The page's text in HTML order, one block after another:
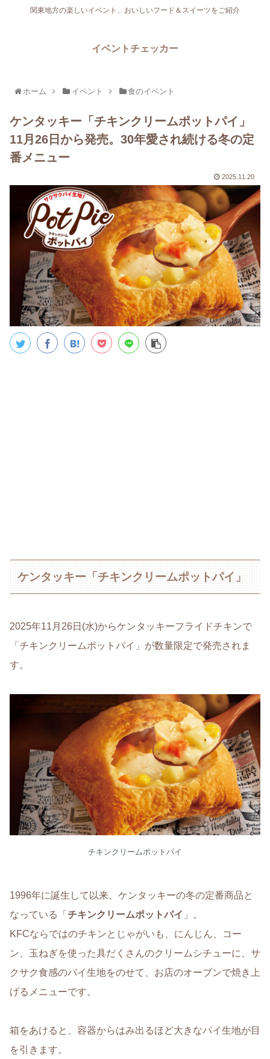
関東地方の楽しいイベント、おいしいフード＆スイーツをご紹介
イベントチェッカー
ホーム イベント 食のイベント
ケンタッキー「チキンクリームポットパイ」
11月26日から発売。30年愛され続ける冬の定
番メニュー
2025.11.20
ケンタッキー「チキンクリームポットパイ」
2025年11月26日(水)からケンタッキーフライドチキンで
「チキンクリームポットパイ」が数量限定で発売されま
す。
チキンクリームポットパイ
1996年に誕生して以来、ケンタッキーの冬の定番商品と
なっている「 チキンクリームポットパイ 」。
KFCならではのチキンとじゃがいも、にんじん、コー
ン、玉ねぎを使った具だくさんのクリームシチューに、サ
クサク食感のパイ生地をのせて、お店のオーブンで焼き上
げるメニューです。
箱をあけると、容器からはみ出るほど大きなパイ生地が目
を引きます。